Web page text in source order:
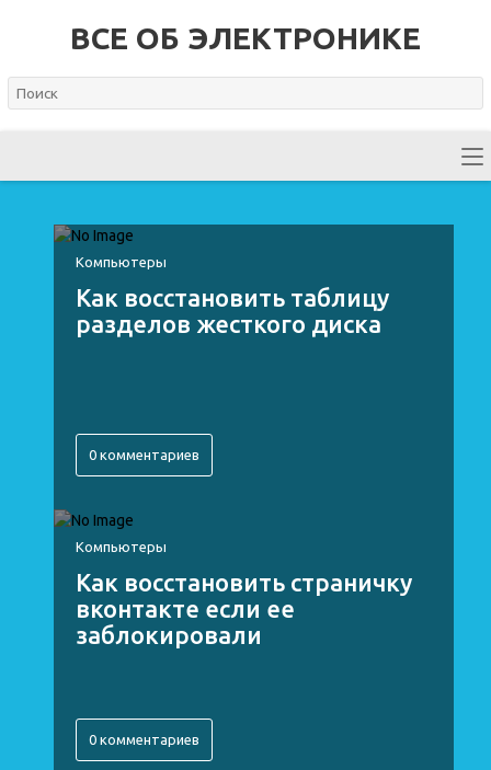
ВСЕ ОБ ЭЛЕКТРОНИКЕ
Компьютеры
Как восстановить таблицу
разделов жесткого диска
0 комментариев
Компьютеры
Как восстановить страничку
вконтакте если ее
заблокировали
0 комментариев